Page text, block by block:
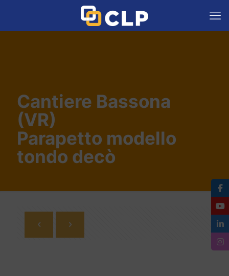
Cantiere Bassona
(VR)
Parapetto modello
tondo decò